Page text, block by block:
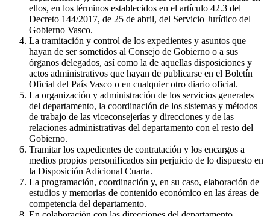
ellos, en los términos establecidos en el artículo 42.3 del
Decreto 144/2017, de 25 de abril, del Servicio Jurídico del
Gobierno Vasco.
La tramitación y control de los expedientes y asuntos que
hayan de ser sometidos al Consejo de Gobierno o a sus
órganos delegados, así como la de aquellas disposiciones y
actos administrativos que hayan de publicarse en el Boletín
Oficial del País Vasco o en cualquier otro diario oficial.
La organización y administración de los servicios generales
del departamento, la coordinación de los sistemas y métodos
de trabajo de las viceconsejerías y direcciones y de las
relaciones administrativas del departamento con el resto del
Gobierno.
Tramitar los expedientes de contratación y los encargos a
medios propios personificados sin perjuicio de lo dispuesto en
la Disposición Adicional Cuarta.
La programación, coordinación y, en su caso, elaboración de
estudios y memorias de contenido económico en las áreas de
competencia del departamento.